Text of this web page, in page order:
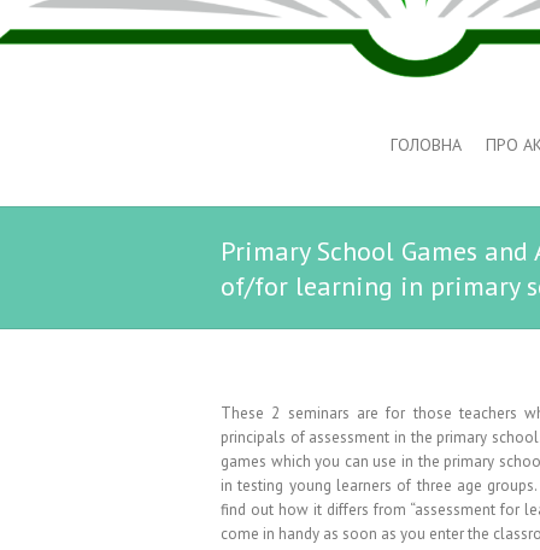
ГОЛОВНА ПРО
Primary School Games and
of/for learning in primary
These 2 seminars are for those teachers
principals of assessment in the primary
games which you can use in the primary
in testing young learners of three age
find out how it differs from “assessment for
come in handy as soon as you enter the